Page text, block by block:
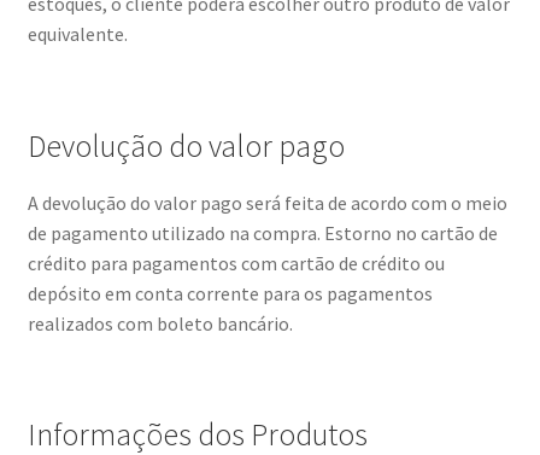
equivalente.
Devolução do valor pago
A devolução do valor pago será feita de acordo com o meio
de pagamento utilizado na compra. Estorno no cartão de
crédito para pagamentos com cartão de crédito ou
depósito em conta corrente para os pagamentos
realizados com boleto bancário.
Informações dos Produtos